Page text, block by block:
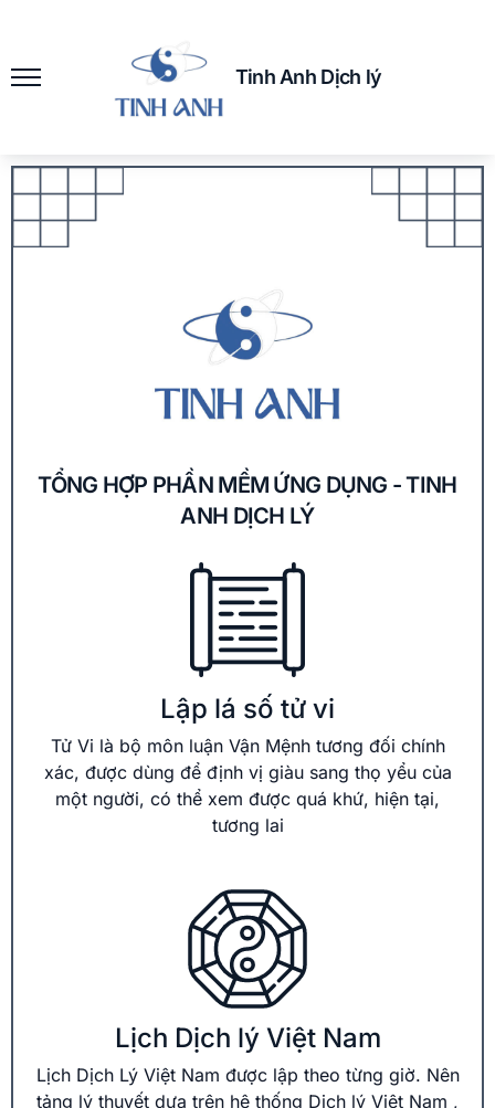
Tinh Anh Dịch lý
TỔNG HỢP PHẦN MỀM ỨNG DỤNG - TINH
ANH DỊCH LÝ
Lập lá số tử vi
Tử Vi là bộ môn luận Vận Mệnh tương đối chính
xác, được dùng để định vị giàu sang thọ yểu của
một người, có thể xem được quá khứ, hiện tại,
tương lai
Lịch Dịch lý Việt Nam
Lịch Dịch Lý Việt Nam được lập theo từng giờ. Nên
tảng lý thuyết dựa trên hệ thống Dịch lý Việt Nam ,